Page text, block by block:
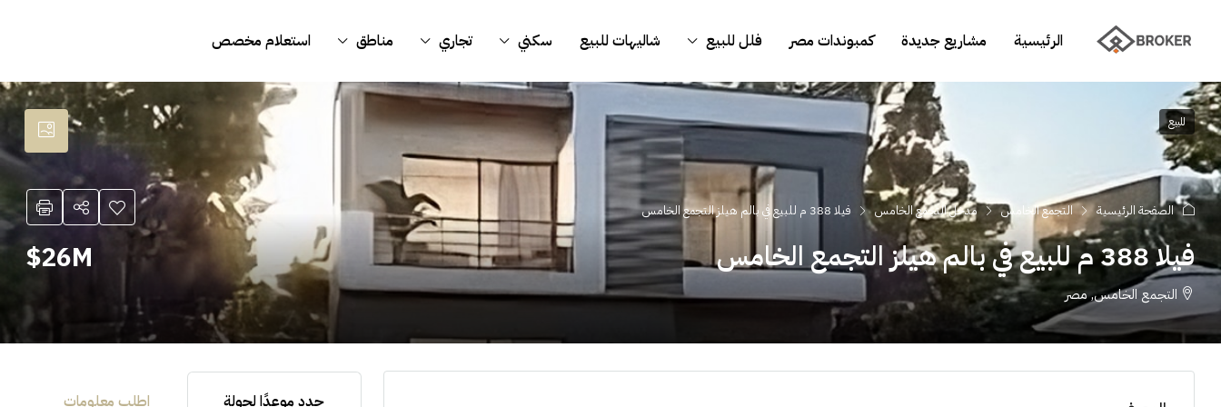
الرئيسية مشاريع جديدة كمبوندات مصر فلل للبيع شاليهات للبيع سكني تجاري مناطق استعلام مخصص
للبيع
الصفحة الرئيسية التجمع الخامس مدخل التجمع الخامس فيلا 388 م للبيع في بالم هيلز التجمع الخامس
فيلا 388 م للبيع في بالم هيلز التجمع الخامس
التجمع الخامس, مصر
26M$
حدد موعدًا لجولة اطلب معلومات